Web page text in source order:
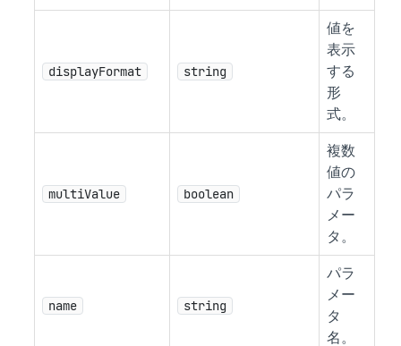
displayFormat string
値を
表示
する
形
式。
multiValue boolean
複数
値の
パラ
メー
タ。
name string
パラ
メー
タ
名。